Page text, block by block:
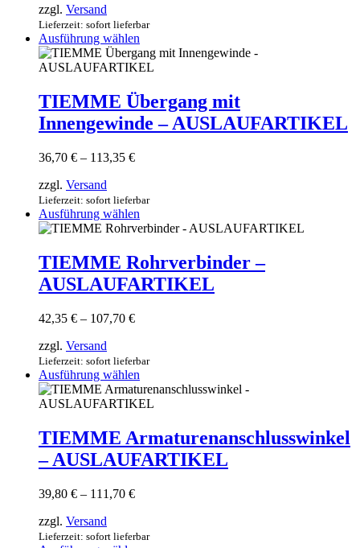
Produktseite
werden
108,05 €
zzgl. Versand
Lieferzeit: sofort lieferbar
Ausführung wählen
Produkt
weist
Varianten
auf.
Die
Produktseite
werden
TIEMME Übergang mit
Innengewinde – AUSLAUFARTIKEL
36,70 € – 113,35 €Preisspanne:
113,35 €
zzgl. Versand
Lieferzeit: sofort lieferbar
Ausführung wählen
Produkt
mehrere
Varianten
auf.
der
gewählt
werden
TIEMME Rohrverbinder –
AUSLAUFARTIKEL
42,35 € – 107,70 €Preisspanne:
107,70 €
zzgl. Versand
Lieferzeit: sofort lieferbar
Ausführung wählen
Produkt
weist
Varianten
auf.
Die
Produktseite
TIEMME Armaturenanschlusswinkel
– AUSLAUFARTIKEL
39,80 € – 111,70 €Preisspanne:
111,70 €
zzgl. Versand
Lieferzeit: sofort lieferbar